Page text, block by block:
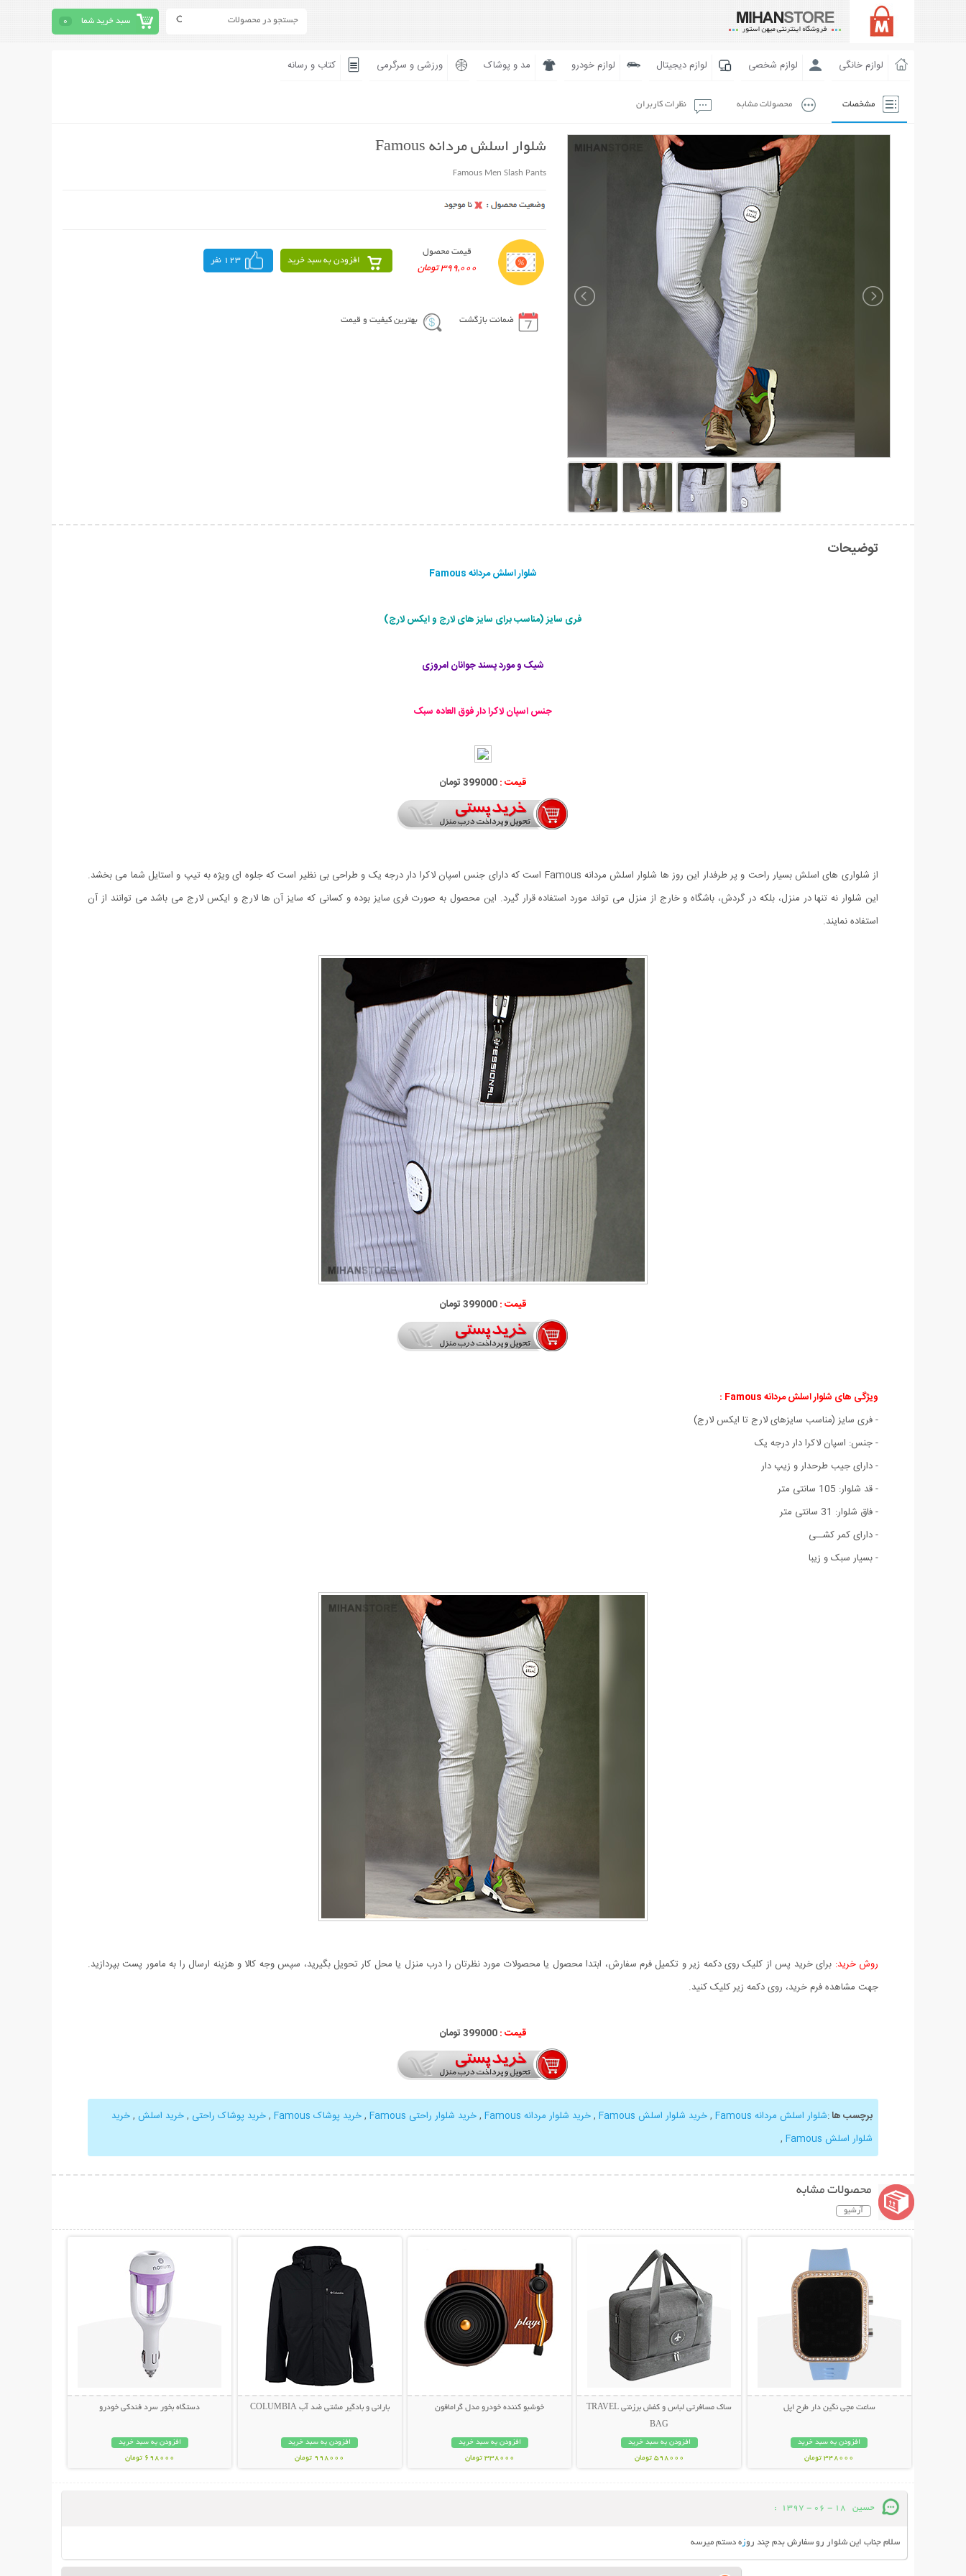
سبد خرید شما 0
لوازم خانگی لوازم شخصی لوازم دیجیتال لوازم خودرو مد و پوشاک ورزشی و سرگرمی کتاب و رسانه
مشخصات محصولات مشابه نظرات کاربران
شلوار اسلش مردانه Famous
Famous Men Slash Pants
قیمت محصول
399,000 تومان
افزودن به سبد خرید 123 نفر
ضمانت بازگشت بهترین کیفیت و قیمت
توضیحات
شلوار اسلش مردانه Famous
فری سایز (مناسب برای سایز های لارج و ایکس لارج)
شیک و مورد پسند جوانان امروزی
جنس اسپان لاكرا دار فوق العاده سبک
قیمت :399000 تومان
از شلواری های اسلش بسیار راحت و پر طرفدار این روز ها شلوار اسلش مردانه Famous است که دارای جنس اسپان لاكرا دار درجه یک و طراحی بی نظیر است که جلوه ای ویژه به تیپ و استایل شما می بخشد.
این شلوار نه تنها در منزل، بلکه در گردش، باشگاه و خارج از منزل می تواند مورد استفاده قرار گیرد. این محصول به صورت فری سایز بوده و کسانی که سایز آن ها لارج و ایکس لارج می باشد می توانند از آن
استفاده نمایند.
قیمت :399000 تومان
ویژگی های شلوار اسلش مردانه Famous :
- فری سایز (مناسب سایزهای لارج تا ایکس لارج)
- جنس: اسپان لاكرا دار درجه یک
- دارای جیب طرحدار و زیپ دار
- قد شلوار: 105 سانتی متر
- فاق شلوار: 31 سانتی متر
- دارای کمر کشــی
- بسیار سبک و زیبا
روش خرید: برای خرید پس از کلیک روی دکمه زیر و تکمیل فرم سفارش، ابتدا محصول یا محصولات مورد نظرتان را درب منزل یا محل کار تحویل بگیرید، سپس وجه کالا و هزینه ارسال را به مامور پست بپردازید.
جهت مشاهده فرم خرید، روی دکمه زیر کلیک کنید.
قیمت :399000 تومان
برچسب ها:شلوار اسلش مردانه Famous ,خرید شلوار اسلش Famous ,خرید شلوار مردانه Famous ,خرید شلوار راحتی Famous ,خرید پوشاک Famous ,خرید پوشاک راحتی ,خرید اسلش ,خرید
شلوار اسلش Famous
,
محصولات مشابه
آرشیو
ساعت مچی نگین دار طرح اپل
افزودن به سبد خرید
348000 تومان
ساک مسافرتی لباس و کفش برزنتی TRAVEL
BAG
افزودن به سبد خرید
598000 تومان
خوشبو کننده خودرو مدل گرامافون
افزودن به سبد خرید
338000 تومان
بارانی و بادگیر مشتی ضد آب COLUMBIA
افزودن به سبد خرید
998000 تومان
دستگاه بخور سرد فندکی خودرو
افزودن به سبد خرید
698000 تومان
حسین 18 - 06 - 1397
:
سلام جناب این شلوار رو سفارش بدم چند روز ه دستم میرسه